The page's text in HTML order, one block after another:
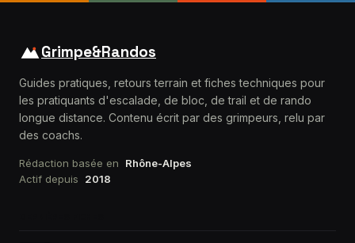
Grimpe&Randos
Guides pratiques, retours terrain et fiches techniques pour
les pratiquants d'escalade, de bloc, de trail et de rando
longue distance. Contenu écrit par des grimpeurs, relu par
des coachs.
Rédaction basée en
Rhône-Alpes
Actif depuis
2018